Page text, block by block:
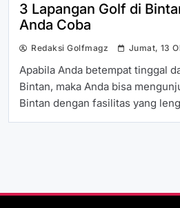
3 Lapangan Golf di
Anda Coba
Redaksi Golfmagz Jumat, 13
Apabila Anda betempat tinggal
Bintan, maka Anda bisa
Bintan dengan fasilitas yang